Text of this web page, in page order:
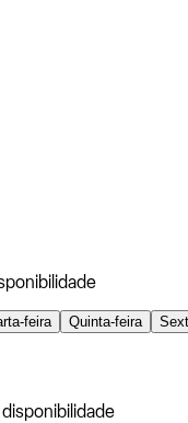
feira Quinta-feira